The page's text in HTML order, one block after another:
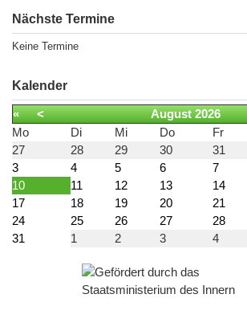
Nächste Termine
Keine Termine
Kalender
« < August 2026
Mo
Di Mi Do Fr
27
28 29 30 31
3
4 5 6 7
10
11 12 13 14
17
18 19 20 21
24
25 26 27 28
31
1 2 3 4